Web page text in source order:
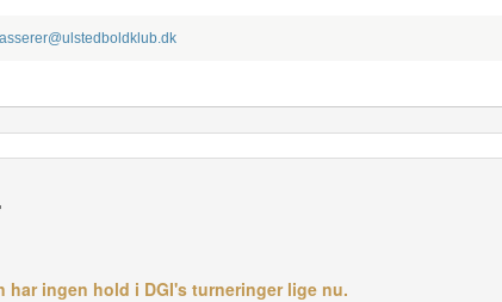
har ingen hold i DGI's turneringer lige nu.